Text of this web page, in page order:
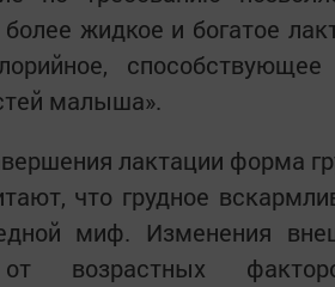
жидкое и богатое
малыша».
лактации форма
что грудное
миф. Изменения
возрастных